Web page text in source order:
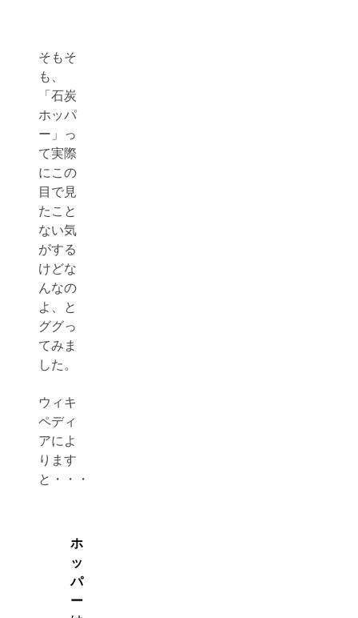
そもそ
も、
「石炭
ホッパ
ー」っ
て実際
にこの
目で見
たこと
ない気
がする
けどな
んなの
よ、と
ググっ
てみま
した。
ウィキ
ペディ
アによ
ります
と・・・
ホ
ッ
パ
ー